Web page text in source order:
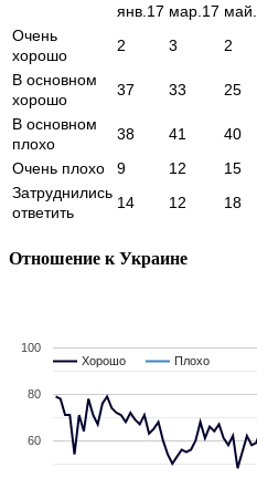
янв.17 мар.17
Очень
хорошо
2 3 2
В основном
хорошо
37 33 25
В основном
плохо
38 41 40
Очень плохо
9 12 15
Затруднились
ответить
14 12 18
Отношение к Украине
60
80
100
Хорошо
Хорошо Плохо
Плохо